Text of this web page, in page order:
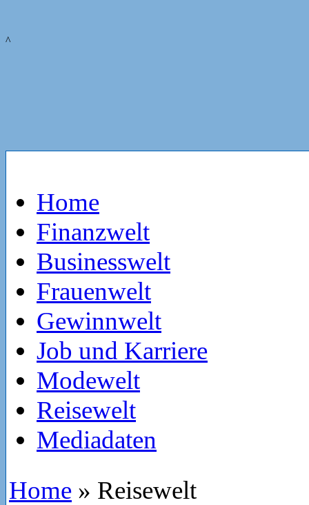
^
Home
Finanzwelt
Businesswelt
Frauenwelt
Gewinnwelt
Job und Karriere
Modewelt
Reisewelt
Mediadaten
Home » Reisewelt